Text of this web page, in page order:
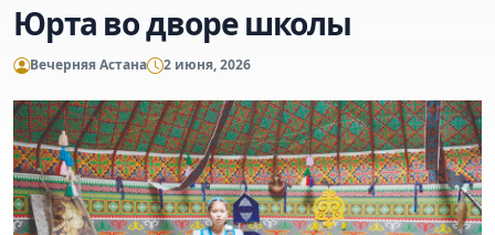
Юрта во дворе школы
Вечерняя Астана 2 июня, 2026